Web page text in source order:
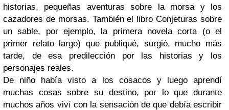
historias, pequeñas aventuras sobre la morsa y los
cazadores de morsas. También el libro Conjeturas sobre
un sable, por ejemplo, la primera novela corta (o el
primer relato largo) que publiqué, surgió, mucho más
tarde, de esa predilección por las historias y los
personajes reales.
De niño había visto a los cosacos y luego aprendí
muchas cosas sobre su destino, por lo que durante
muchos años viví con la sensación de que debía escribir